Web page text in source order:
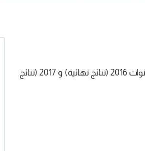
في إطار أشغاله الدورية، قام المعهد الوطني للإحصاء بمراجعة الحسابات السنوية لسنوات 2016 (نتائج نهائية) و 2017 (نتائج